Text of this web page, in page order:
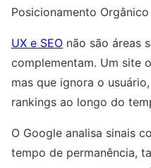
Posicionamento
UX e SEO não são áreas
complementam. Um site
mas que ignora o
rankings ao longo do
O Google analisa sinais
tempo de permanência,